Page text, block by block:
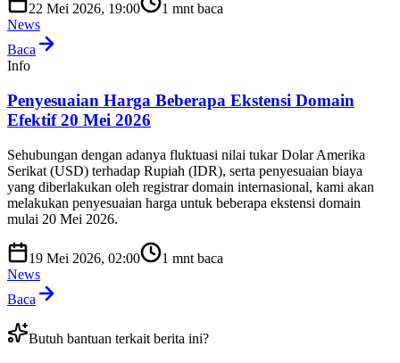
22 Mei 2026, 19:00 1 mnt baca
News
Baca
Info
Penyesuaian Harga Beberapa Ekstensi Domain
Efektif 20 Mei 2026
Sehubungan dengan adanya fluktuasi nilai tukar Dolar Amerika
Serikat (USD) terhadap Rupiah (IDR), serta penyesuaian biaya
yang diberlakukan oleh registrar domain internasional, kami akan
melakukan penyesuaian harga untuk beberapa ekstensi domain
mulai 20 Mei 2026.
19 Mei 2026, 02:00 1 mnt baca
News
Baca
Butuh bantuan terkait berita ini?